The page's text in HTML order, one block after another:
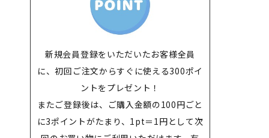
新規会員登録をいただいたお客様全員
に、初回ご注文からすぐに使える300ポイ
ントをプレゼント！
またご登録後は、ご購入金額の100円ごと
に3ポイントがたまり、1pt＝1円として次